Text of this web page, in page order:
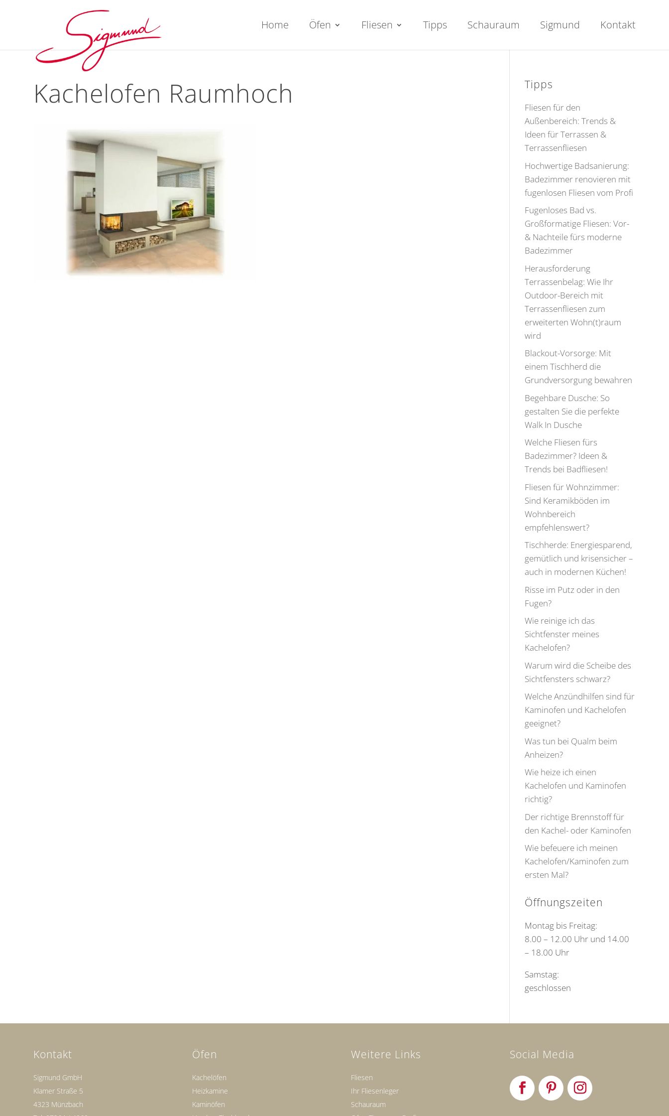
Home Öfen Fliesen Tipps Schauraum Sigmund Kontakt
Kachelofen Raumhoch Tipps
Fliesen für den
Außenbereich: Trends &
Ideen für Terrassen &
Terrassenfliesen
Hochwertige Badsanierung:
Badezimmer renovieren mit
fugenlosen Fliesen vom Profi
Fugenloses Bad vs.
Großformatige Fliesen: Vor-
& Nachteile fürs moderne
Badezimmer
Herausforderung
Terrassenbelag: Wie Ihr
Outdoor-Bereich mit
Terrassenfliesen zum
erweiterten Wohn(t)raum
wird
Blackout-Vorsorge: Mit
einem Tischherd die
Grundversorgung bewahren
Begehbare Dusche: So
gestalten Sie die perfekte
Walk In Dusche
Welche Fliesen fürs
Badezimmer? Ideen &
Trends bei Badfliesen!
Fliesen für Wohnzimmer:
Sind Keramikböden im
Wohnbereich
empfehlenswert?
Tischherde: Energiesparend,
gemütlich und krisensicher –
auch in modernen Küchen!
Risse im Putz oder in den
Fugen?
Wie reinige ich das
Sichtfenster meines
Kachelofen?
Warum wird die Scheibe des
Sichtfensters schwarz?
Welche Anzündhilfen sind für
Kaminofen und Kachelofen
geeignet?
Was tun bei Qualm beim
Anheizen?
Wie heize ich einen
Kachelofen und Kaminofen
richtig?
Der richtige Brennstoff für
den Kachel- oder Kaminofen
Wie befeuere ich meinen
Kachelofen/Kaminofen zum
ersten Mal?
Öffnungszeiten
Montag bis Freitag:
8.00 – 12.00 Uhr und 14.00
– 18.00 Uhr
Samstag:
geschlossen
Kontakt
Sigmund GmbH
Klamer Straße 5
4323 Münzbach
Öfen
Kachelöfen
Heizkamine
Kaminöfen
Weitere Links
Fliesen
Ihr Fliesenleger
Schauraum
Social Media